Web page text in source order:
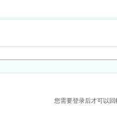
您需要登录后才可以回